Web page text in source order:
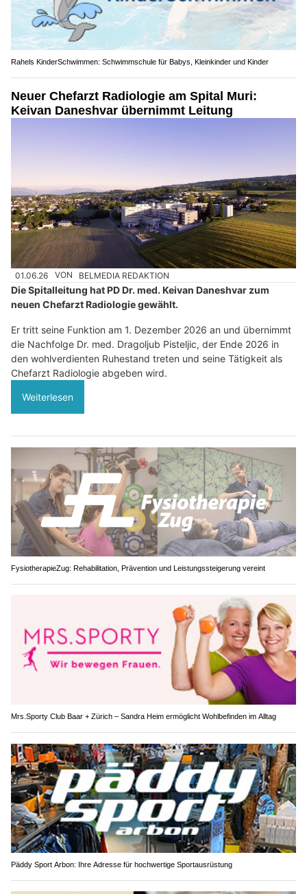
Rahels KinderSchwimmen: Schwimmschule für Babys, Kleinkinder und Kinder
Neuer Chefarzt Radiologie am Spital Muri:
Keivan Daneshvar übernimmt Leitung
01.06.26 VON BELMEDIA REDAKTION
Die Spitalleitung hat PD Dr. med. Keivan Daneshvar zum
neuen Chefarzt Radiologie gewählt.
Er tritt seine Funktion am 1. Dezember 2026 an und übernimmt
die Nachfolge Dr. med. Dragoljub Pisteljic, der Ende 2026 in
den wohlverdienten Ruhestand treten und seine Tätigkeit als
Chefarzt Radiologie abgeben wird.
Weiterlesen
FysiotherapieZug: Rehabilitation, Prävention und Leistungssteigerung vereint
Mrs.Sporty Club Baar + Zürich – Sandra Heim ermöglicht Wohlbefinden im Alltag
Päddy Sport Arbon: Ihre Adresse für hochwertige Sportausrüstung